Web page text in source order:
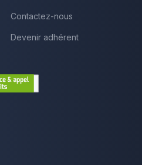
Contactez-nous
Devenir adhérent